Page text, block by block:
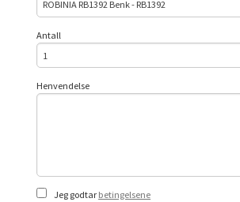
Antall
Henvendelse
Jeg godtar betingelsene